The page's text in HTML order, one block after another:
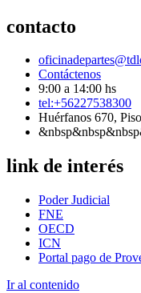
contacto
Contáctenos
9:00 a 14:00 hs
tel:+56227538300
Huérfanos 670,
link de interés
Poder Judicial
FNE
OECD
ICN
Portal pago de
Ir al contenido